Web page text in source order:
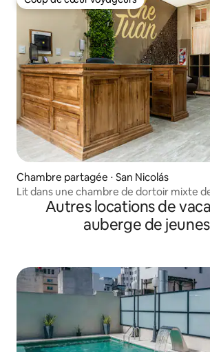
Coup de cœur voyageurs
Chambre partagée ⋅ San Nicolás
Lit dans une chambre de dortoir mixte
Juan Hostel
Autres locations de
auberge de